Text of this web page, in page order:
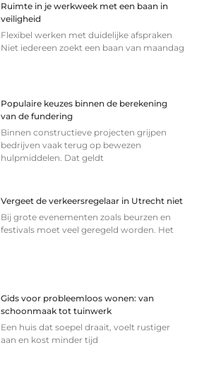
Ruimte in je werkweek met een baan in
veiligheid
Flexibel werken met duidelijke afspraken
Niet iedereen zoekt een baan van maandag
Populaire keuzes binnen de berekening
van de fundering
Binnen constructieve projecten grijpen
bedrijven vaak terug op bewezen
hulpmiddelen. Dat geldt
Vergeet de verkeersregelaar in Utrecht niet
Bij grote evenementen zoals beurzen en
festivals moet veel geregeld worden. Het
Gids voor probleemloos wonen: van
schoonmaak tot tuinwerk
Een huis dat soepel draait, voelt rustiger
aan en kost minder tijd